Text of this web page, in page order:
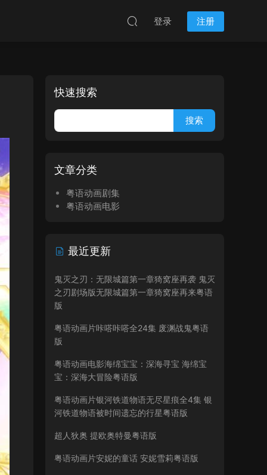
登录 注册
快速搜索
文章分类
粤语动画剧集
粤语动画电影
最近更新
鬼灭之刃：无限城篇第一章猗窝座再袭 鬼灭
之刃剧场版无限城篇第一章猗窝座再来粤语
版
粤语动画片咔嗒咔嗒全24集 废渊战鬼粤语
版
粤语动画电影海绵宝宝：深海寻宝 海绵宝
宝：深海大冒险粤语版
粤语动画片银河铁道物语无尽星痕全4集 银
河铁道物语被时间遗忘的行星粤语版
超人狄奥 提欧奥特曼粤语版
粤语动画片安妮的童话 安妮雪莉粤语版